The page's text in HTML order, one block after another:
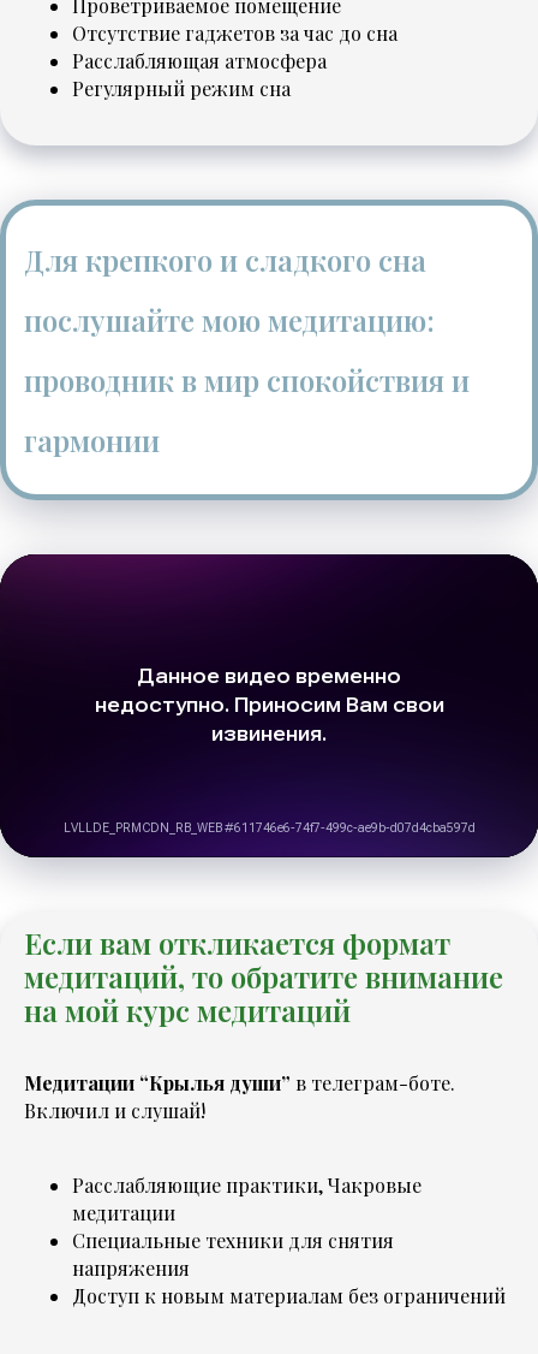
Проветриваемое помещение
Отсутствие гаджетов за час до сна
Расслабляющая атмосфера
Регулярный режим сна
Для крепкого и сладкого сна
послушайте мою медитацию:
проводник в мир спокойствия и
гармонии
Если вам откликается формат
медитаций, то обратите внимание
на мой курс медитаций
Медитации “Крылья души” в телеграм-боте.
Включил и слушай!
Расслабляющие практики, Чакровые
медитации
Специальные техники для снятия
напряжения
Доступ к новым материалам без ограничений